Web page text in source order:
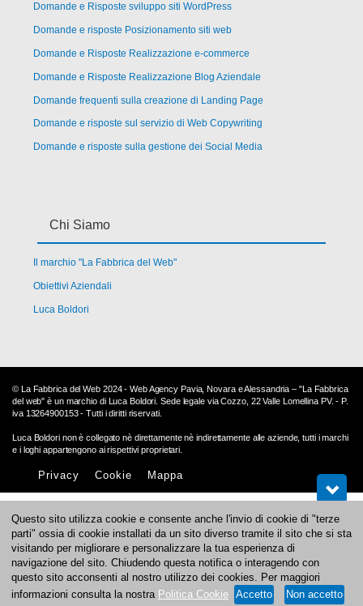
Domande e Risposte sviluppo siti WordPress
Domande e risposte Posizionamento siti web
Domande e Risposte Realizzazione e-commerce
Domande e Risposte Realizzazione Blog Aziendale
Domande frequenti sulla creazione di Landing Page
Domande e risposte sul servizio di Web Copywriting
Domande e risposte sulla gestione dei Social Media
Chi Siamo
Il marchio "La Fabbrica del Web"
Obiettivi Aziendali
Luca Boldori
© La Fabbrica del Web 2024 - Web Agency Pavia, Novara e Alessandria – "La Fabbrica
del web" è un marchio di Luca Boldori. Sede legale via Cozzo, 22 Valle Lomellina PV. - P.
iva 13264900153 - Tutti i diritti riservati.
Luca Boldori non è collegato nè direttamente nè indirettamente alle aziende, tutti i marchi
e i loghi appartengono ai rispettivi proprietari.
Privacy Cookie Mappa
Questo sito utilizza cookie e consente anche l'invio di cookie di "terze
parti" ossia di cookie installati da un sito diverso tramite il sito che si sta
visitando per migliorare e personalizzare la tua esperienza di
navigazione del sito. Chiudendo questa notifica o interagendo con
questo sito acconsenti al nostro utilizzo dei cookies. Per maggiori
informazioni consulta la nostra Politica Cookie Accetto Non accetto